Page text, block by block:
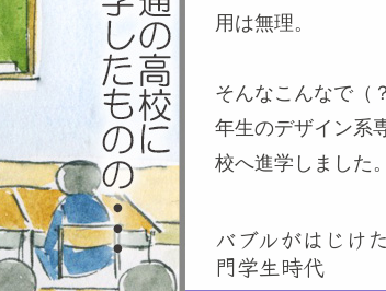
用は無理。
そんなこんなで（
年生のデザイン系
校へ進学しました。
バブルがはじけ
門学生時代